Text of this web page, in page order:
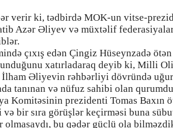
verir ki, tədbirdə MOK-un vitse-
Azər Əliyev və müxtəlif
çıxış edən Çingiz Hüseynzadə
xatırladaraq deyib ki, Milli
İlham Əliyevin rəhbərliyi dövründə
tanınan və nüfuz sahibi olan
Komitəsinin prezidenti Tomas Baxın
və bir sıra görüşlər keçirməsi buna
bu qədər güclü ola